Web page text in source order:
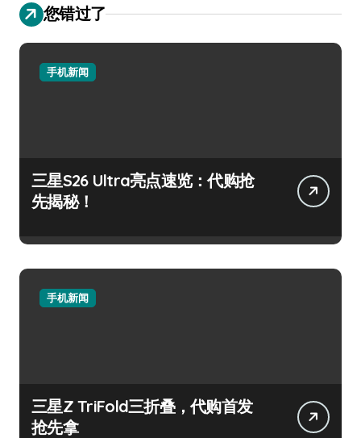
您错过了
手机新闻
三星S26 Ultra亮点速览：代购抢
先揭秘！
手机新闻
三星Z TriFold三折叠，代购首发
抢先拿